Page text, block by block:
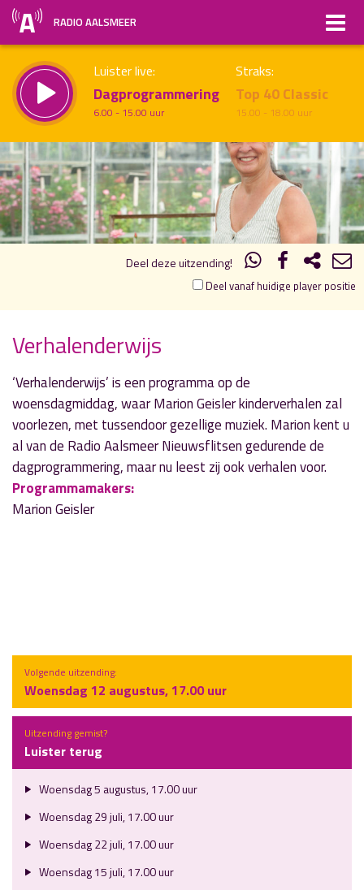
RADIO AALSMEER
Luister live:
Dagprogrammering
6.00 - 15.00 uur
Straks:
Top 40 Classic
15.00 - 18.00 uur
17.00 18.00
Vorig uur uur 1 van 1 Volgend uur
Inklappen
Deel deze uitzending!
Deel vanaf huidige player positie
Verhalenderwijs
‘Verhalenderwijs’ is een programma op de
woensdagmiddag, waar Marion Geisler kinderverhalen zal
voorlezen, met tussendoor gezellige muziek. Marion kent u
al van de Radio Aalsmeer Nieuwsflitsen gedurende de
dagprogrammering, maar nu leest zij ook verhalen voor.
Programmamakers:
Marion Geisler
Volgende uitzending:
Woensdag 12 augustus, 17.00 uur
Uitzending gemist?
Luister terug
Woensdag 5 augustus, 17.00 uur
Woensdag 29 juli, 17.00 uur
Woensdag 22 juli, 17.00 uur
Woensdag 15 juli, 17.00 uur